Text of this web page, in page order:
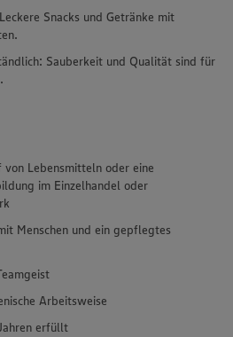
Snacks und Getränke mit
Sauberkeit und Qualität sind für
Lebensmitteln oder eine
im Einzelhandel oder
Menschen und ein gepflegtes
Arbeitsweise
erfüllt